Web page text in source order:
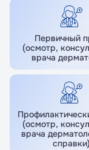
Первичный
(осмотр,
врача
(осмотр,
врача
справки)